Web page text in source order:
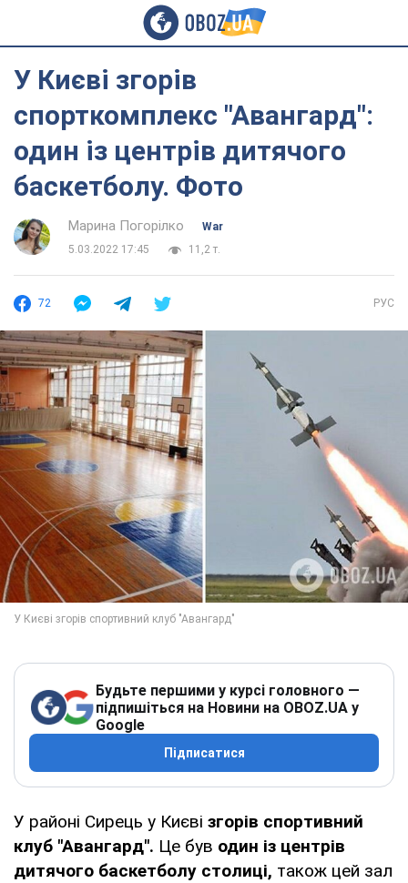
У Києві згорів
спорткомплекс "Авангард":
один із центрів дитячого
баскетболу. Фото
Марина Погорілко
War
5.03.2022 17:45
11,2 т.
72 РУС
Будьте першими у курсі головного —
підпишіться на Новини на OBOZ.UA у
Google
Підписатися
У районі Сирець у Києві згорів спортивний
клуб "Авангард". Це був один із центрів
дитячого баскетболу столиці, також цей зал